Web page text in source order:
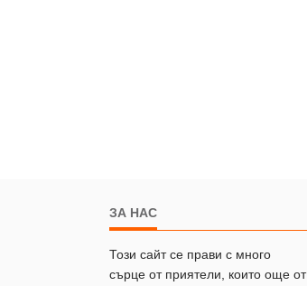
ЗА НАС
Този сайт се прави с много
сърце от приятели, които още от